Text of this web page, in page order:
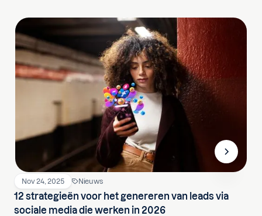
Nov 24, 2025 Nieuws
12 strategieën voor het genereren van leads via
sociale media die werken in 2026